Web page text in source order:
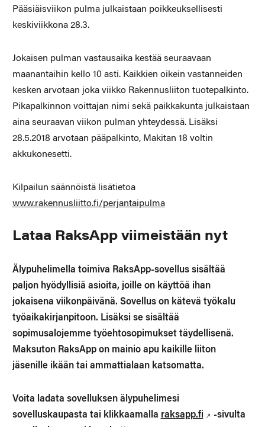
Pääsiäisviikon pulma julkaistaan poikkeuksellisesti
keskiviikkona 28.3.
Jokaisen pulman vastausaika kestää seuraavaan
maanantaihin kello 10 asti. Kaikkien oikein vastanneiden
kesken arvotaan joka viikko Rakennusliiton tuotepalkinto.
Pikapalkinnon voittajan nimi sekä paikkakunta julkaistaan
aina seuraavan viikon pulman yhteydessä. Lisäksi
28.5.2018 arvotaan pääpalkinto, Makitan 18 voltin
akkukonesetti.
Kilpailun säännöistä lisätietoa
www.rakennusliitto.fi/perjantaipulma
Lataa RaksApp viimeistään nyt
Älypuhelimella toimiva RaksApp-sovellus sisältää
paljon hyödyllisiä asioita, joille on käyttöä ihan
jokaisena viikonpäivänä. Sovellus on kätevä työkalu
työaikakirjanpitoon. Lisäksi se sisältää
sopimusalojemme työehtosopimukset täydellisenä.
Maksuton RaksApp on mainio apu kaikille liiton
jäsenille ikään tai ammattialaan katsomatta.
Voita ladata sovelluksen älypuhelimesi
sovelluskaupasta tai klikkaamalla raksapp.fi
-sivulta